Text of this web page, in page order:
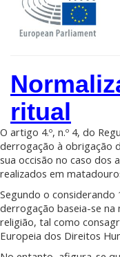
ritual
O artigo 4.º, n.º 4, do
derrogação à obrigação
sua occisão no caso dos
realizados em
Segundo o
derrogação baseia-se na
religião, tal como
Europeia dos Direitos